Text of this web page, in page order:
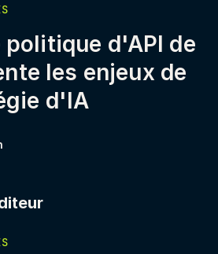
politique d'API de
les enjeux de
d'IA